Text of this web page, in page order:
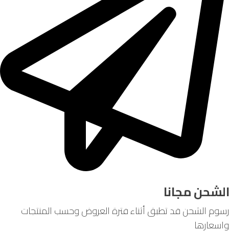
مجانا
الشحن قد تطبق أثناء فترة العروض وحسب المنتجات